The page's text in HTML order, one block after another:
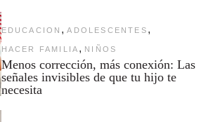
EDUCACION , ADOLESCENTES ,
HACER FAMILIA , NIÑOS
Menos corrección, más conexión: Las
señales invisibles de que tu hijo te
necesita